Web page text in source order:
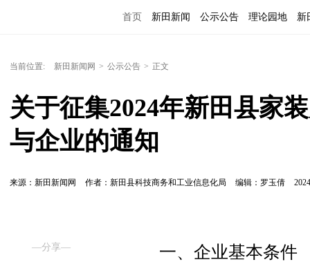
首页 新田新闻 公示公告 理论园地 新
当前位置: 新田新闻网 > 公示公告 > 正文
关于征集2024年新田县家
与企业的通知
来源：新田新闻网 作者：新田县科技商务和工业信息化局 编辑：罗玉倩
—分享— 一、企业基本条件